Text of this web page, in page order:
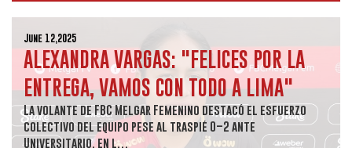
June 12,2025
ALEXANDRA VARGAS: "FELICES POR LA
ENTREGA, VAMOS CON TODO A LIMA"
La volante de FBC Melgar Femenino destacó el esfuerzo
colectivo del equipo pese al traspié 0–2 ante
Universitario, en l…